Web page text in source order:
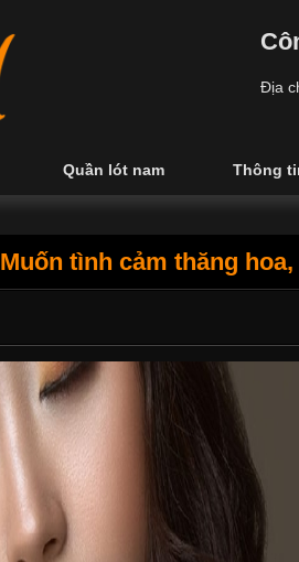
Địa
Quần lót nam Thông
Muốn tình cảm thăng